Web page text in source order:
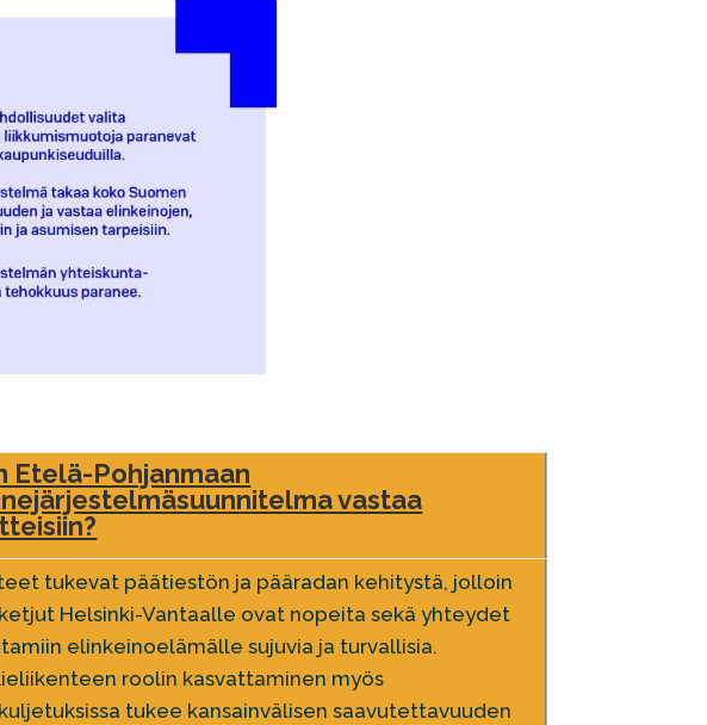
Etelä-Pohjanmaan
vastaa
tukevat päätiestön ja pääradan kehitystä, jolloin
Helsinki-Vantaalle ovat nopeita sekä yhteydet
elinkeinoelämälle sujuvia ja turvallisia.
roolin kasvattaminen myös
tukee kansainvälisen saavutettavuuden